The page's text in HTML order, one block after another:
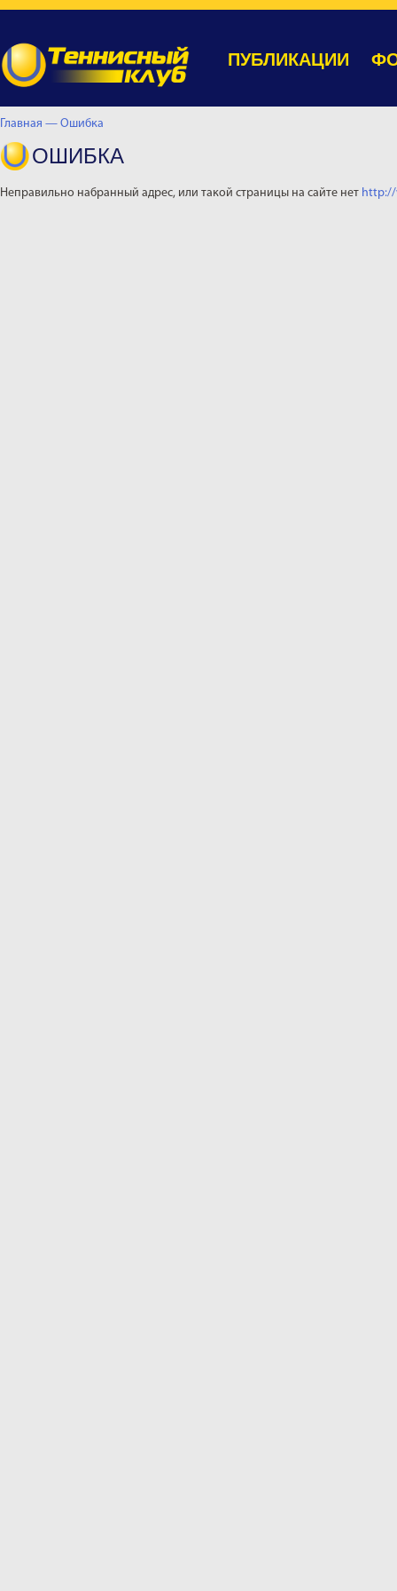
ПУБЛИКАЦИИ
Главная — Ошибка
ОШИБКА
Неправильно набранный адрес, или такой страницы на сайте нет http://